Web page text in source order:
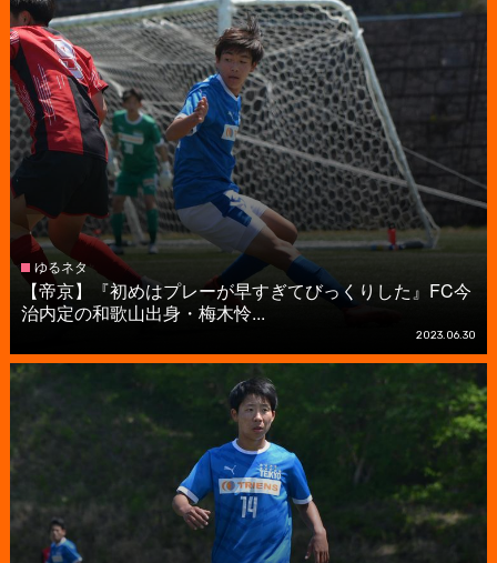
ゆるネタ
【帝京】『初めはプレーが早すぎてびっくりした』FC今
治内定の和歌山出身・梅木怜...
2023.06.30